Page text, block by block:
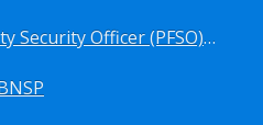
Sertifikasi Port Facility Security Officer (PFSO) BNSP